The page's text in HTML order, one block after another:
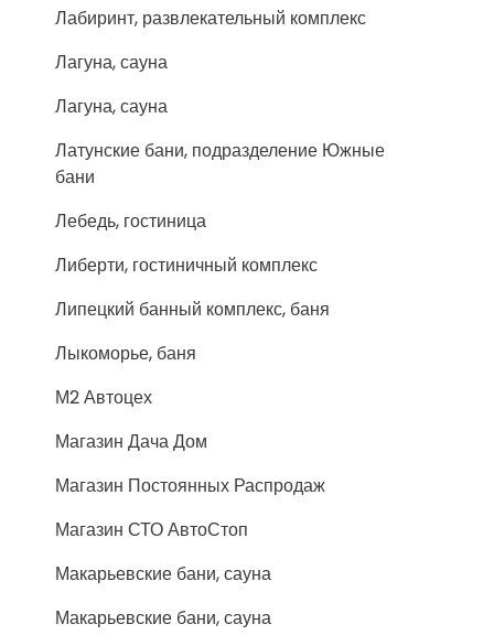
Лабиринт, развлекательный комплекс
Лагуна, сауна
Лагуна, сауна
Латунские бани, подразделение Южные
бани
Лебедь, гостиница
Либерти, гостиничный комплекс
Липецкий банный комплекс, баня
Лыкоморье, баня
М2 Автоцех
Магазин Дача Дом
Магазин Постоянных Распродаж
Магазин СТО АвтоСтоп
Макарьевские бани, сауна
Макарьевские бани, сауна